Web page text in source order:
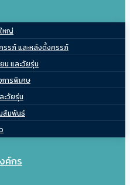
หญ่
รภ์ และหลังตั้งครรภ์
น และวัยรุ่น
การพิเศษ
ะวัยรุ่น
สัมพันธ์
ค์กร